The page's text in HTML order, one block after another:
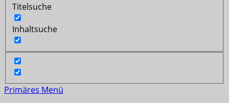
Titelsuche
Inhaltsuche
Primäres Menü